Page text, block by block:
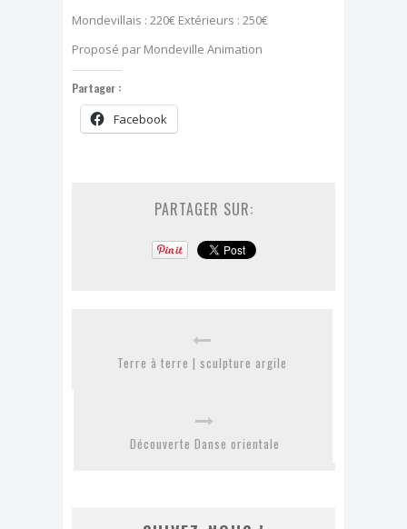
Mondevillais : 220€ Extérieurs : 250€
Proposé par Mondeville Animation
Partager :
Facebook
PARTAGER SUR:
Terre à terre | sculpture argile
Découverte Danse orientale